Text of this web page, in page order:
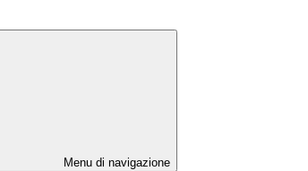
Menu di navigazione